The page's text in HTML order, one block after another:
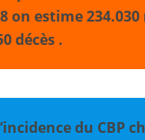
on estime
décès .
du CBP